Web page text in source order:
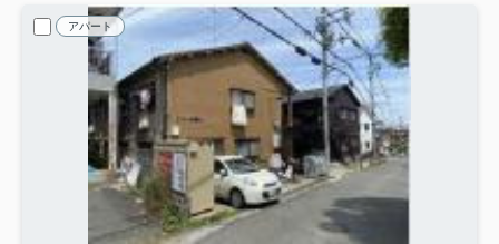
アパート